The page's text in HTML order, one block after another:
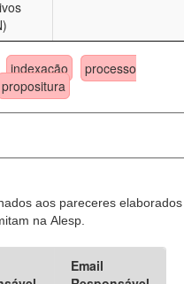
indexação
processo
propositura
aos pareceres elaborados
na Alesp.
Email